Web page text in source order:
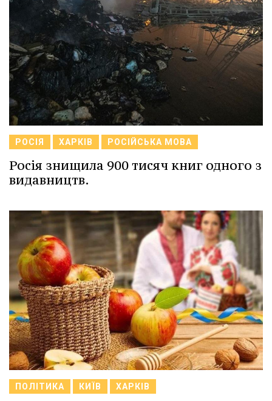
РОСІЯ ХАРКІВ РОСІЙСЬКА МОВА
Росія знищила 900 тисяч книг одного з
видавництв.
ПОЛІТИКА КИЇВ ХАРКІВ